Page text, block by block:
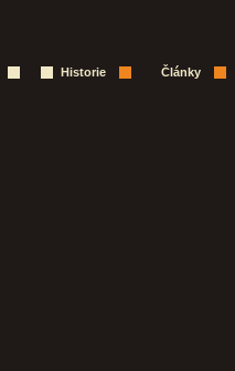
Historie
Články